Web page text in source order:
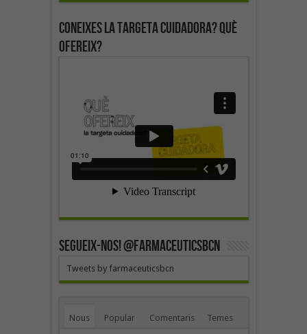
Coneixes la targeta cuidadora? Què
ofereix?
SEGUEIX-NOS! @farmaceuticsbcn
Tweets by farmaceuticsbcn
Nous Popular Comentaris Temes